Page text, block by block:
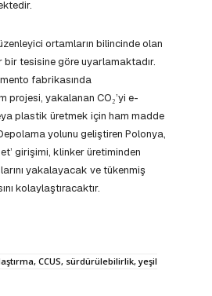
ortamların bilincinde olan
bir tesisine göre uyarlamaktadır.
fabrikasında
projesi, yakalanan CO₂’yi e-
plastik üretmek için ham madde
yolunu geliştiren Polonya,
girişimi, klinker üretiminden
yakalayacak ve tükenmiş
kolaylaştıracaktır.
CCUS, sürdürülebilirlik, yeşil